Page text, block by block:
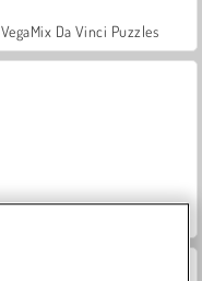
VegaMix Da Vinci Puzzles